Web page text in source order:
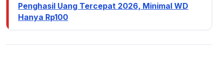
Penghasil Uang Tercepat 2026, Minimal WD
Hanya Rp100